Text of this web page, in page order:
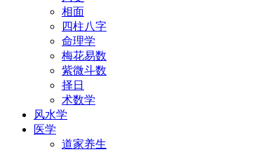
相面
四柱八字
命理学
梅花易数
紫微斗数
择日
术数学
风水学
医学
道家养生